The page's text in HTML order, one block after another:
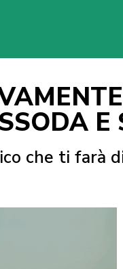
che ti farà